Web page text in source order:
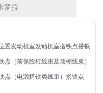
置发动机室发动机室搭铁点搭铁
（前保险杠线束及顶棚线束）
点（电源搭铁类线束）搭铁点